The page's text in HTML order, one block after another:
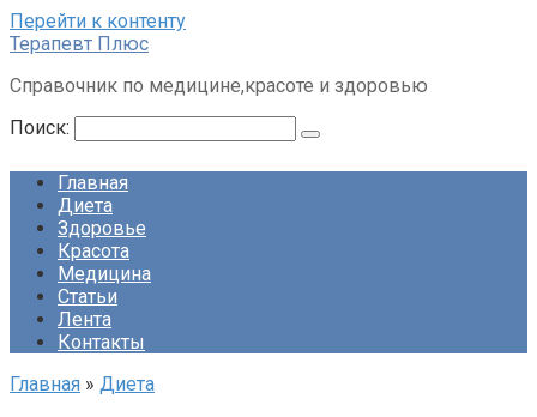
Перейти к контенту
Терапевт Плюс
Справочник по медицине,красоте и здоровью
Поиск:
Главная
Диета
Здоровье
Красота
Медицина
Статьи
Лента
Контакты
Главная » Диета